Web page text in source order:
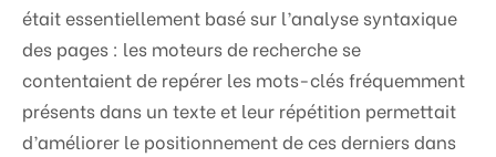
était essentiellement basé sur l’analyse syntaxique
des pages : les moteurs de recherche se
contentaient de repérer les mots-clés fréquemment
présents dans un texte et leur répétition permettait
d’améliorer le positionnement de ces derniers dans